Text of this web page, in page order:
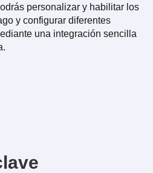
personalizar y habilitar los
y configurar diferentes
una integración sencilla